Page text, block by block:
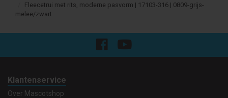
Fleecetrui met rits, moderne pasvorm | 17103-316 | 0809-grijs-
melee/zwart
Klantenservice
Over Mascotshop